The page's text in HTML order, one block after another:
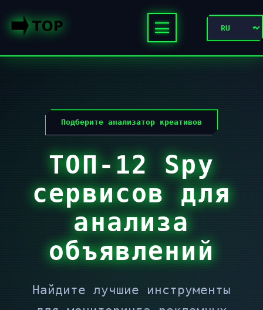
Подберите анализатор креативов
ТОП-12 Spy
сервисов для
анализа
объявлений
Найдите лучшие инструменты